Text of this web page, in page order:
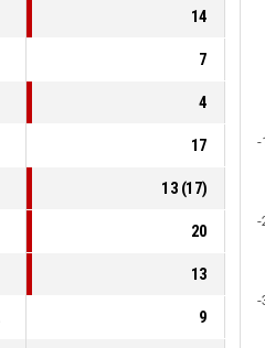
14
7
4
17
13 (17)
20
13
9
-
-
-